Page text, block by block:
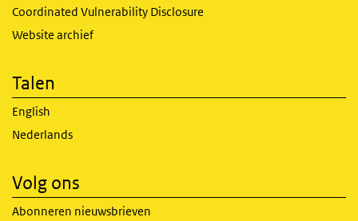
Coordinated Vulnerability Disclosure
Website archief
Talen
English
Nederlands
Volg ons
Abonneren nieuwsbrieven